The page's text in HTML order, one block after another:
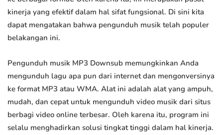
kinerja yang efektif dalam hal sifat fungsional. Di sini kita
dapat mengatakan bahwa pengunduh musik telah populer
belakangan ini.
Pengunduh musik MP3 Downsub memungkinkan Anda
mengunduh lagu apa pun dari internet dan mengonversinya
ke format MP3 atau WMA. Alat ini adalah alat yang ampuh,
mudah, dan cepat untuk mengunduh video musik dari situs
berbagi video online terbesar. Oleh karena itu, program ini
selalu menghadirkan solusi tingkat tinggi dalam hal kinerja.